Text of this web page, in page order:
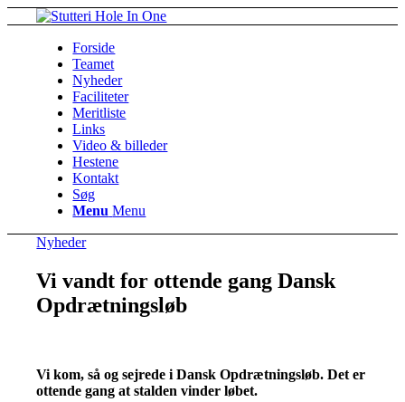
Forside
Teamet
Nyheder
Faciliteter
Meritliste
Links
Video & billeder
Hestene
Kontakt
Søg
Menu Menu
Nyheder
Vi vandt for ottende gang Dansk
Opdrætningsløb
Vi kom, så og sejrede i Dansk Opdrætningsløb. Det er
ottende gang at stalden vinder løbet.